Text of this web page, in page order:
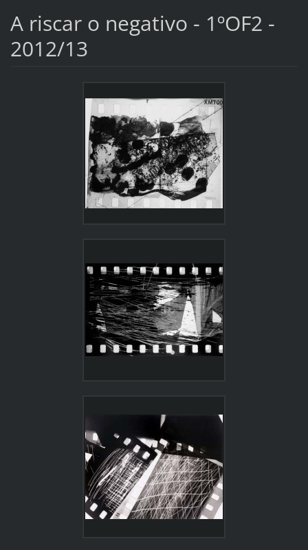
A riscar o negativo - 1ºOF2 -
2012/13